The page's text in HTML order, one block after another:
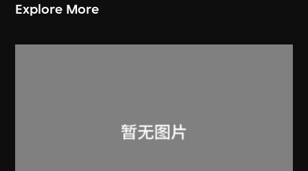
Explore More